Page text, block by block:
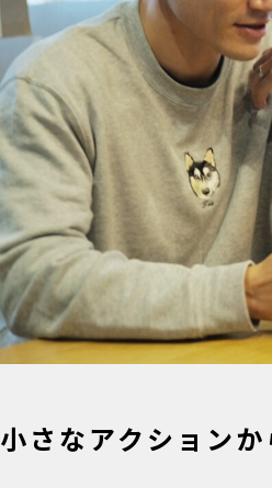
小さなアクション